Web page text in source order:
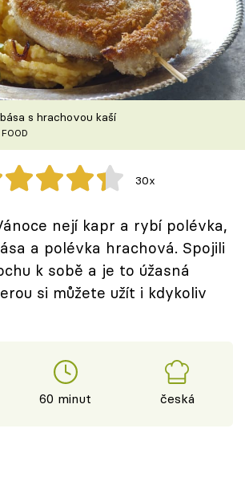
s hrachovou kaší
30x
nejí kapr a rybí polévka,
a polévka hrachová. Spojili
k sobě a je to úžasná
si můžete užít i kdykoliv
60 minut česká